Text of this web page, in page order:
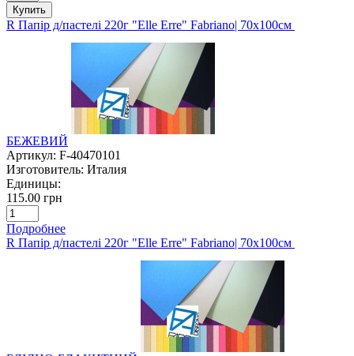
Купить
R Папір д/пастелі 220г "Elle Erre" Fabriano| 70х100см
БЕЖЕВИЙ
Артикул: F-40470101
Изготовитель: Италия
Единицы:
115.00 грн
Подробнее
R Папір д/пастелі 220г "Elle Erre" Fabriano| 70х100см